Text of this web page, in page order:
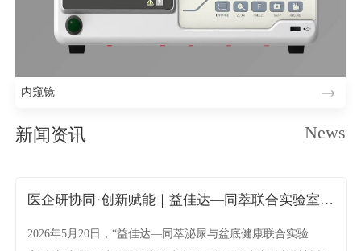
内窥镜
新闻资讯 News
医企研协同·创新赋能｜益佳达—同萃联合实验室揭
2026年5月20日，“益佳达—同萃泌尿与盆底健康联合实验